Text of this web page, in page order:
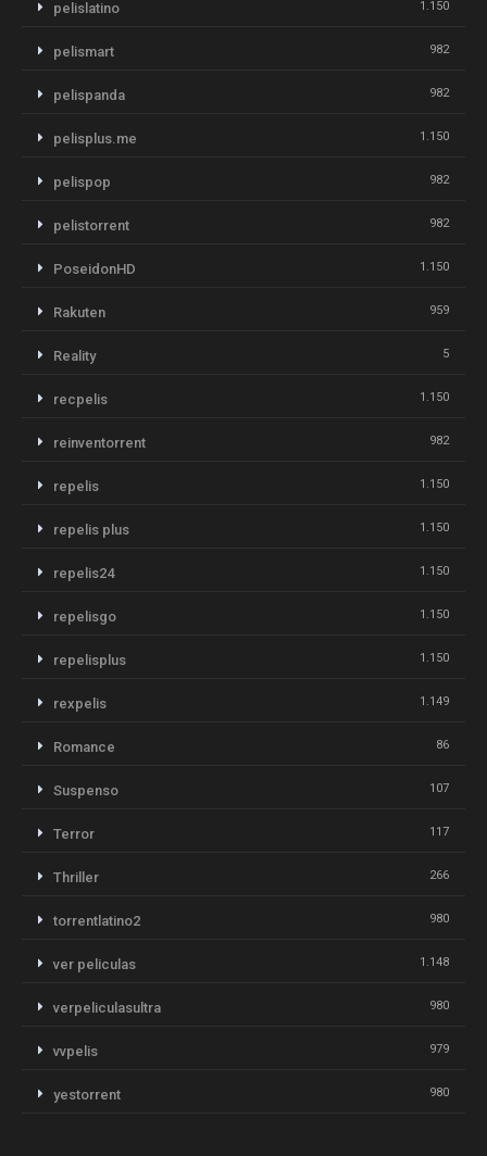
pelislatino 1.150
pelismart 982
pelispanda 982
pelisplus.me 1.150
pelispop 982
pelistorrent 982
PoseidonHD 1.150
Rakuten 959
Reality 5
recpelis 1.150
reinventorrent 982
repelis 1.150
repelis plus 1.150
repelis24 1.150
repelisgo 1.150
repelisplus 1.150
rexpelis 1.149
Romance 86
Suspenso 107
Terror 117
Thriller 266
torrentlatino2 980
ver peliculas 1.148
verpeliculasultra 980
vvpelis 979
yestorrent 980